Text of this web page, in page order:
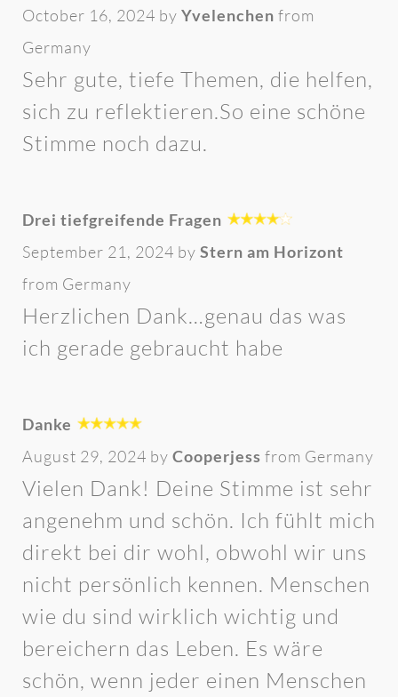
October 16, 2024 by Yvelenchen from
Germany
Sehr gute, tiefe Themen, die helfen,
sich zu reflektieren.So eine schöne
Stimme noch dazu.
Drei tiefgreifende Fragen
September 21, 2024 by Stern am Horizont
from Germany
Herzlichen Dank…genau das was
ich gerade gebraucht habe
Danke
August 29, 2024 by Cooperjess from Germany
Vielen Dank! Deine Stimme ist sehr
angenehm und schön. Ich fühlt mich
direkt bei dir wohl, obwohl wir uns
nicht persönlich kennen. Menschen
wie du sind wirklich wichtig und
bereichern das Leben. Es wäre
schön, wenn jeder einen Menschen